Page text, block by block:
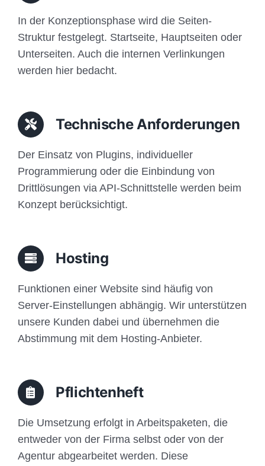
In der Konzeptionsphase wird die Seiten-
Struktur festgelegt. Startseite, Hauptseiten oder
Unterseiten. Auch die internen Verlinkungen
werden hier bedacht.
Technische Anforderungen
Der Einsatz von Plugins, individueller
Programmierung oder die Einbindung von
Drittlösungen via API-Schnittstelle werden beim
Konzept berücksichtigt.
Hosting
Funktionen einer Website sind häufig von
Server-Einstellungen abhängig. Wir unterstützen
unsere Kunden dabei und übernehmen die
Abstimmung mit dem Hosting-Anbieter.
Pflichtenheft
Die Umsetzung erfolgt in Arbeitspaketen, die
entweder von der Firma selbst oder von der
Agentur abgearbeitet werden. Diese